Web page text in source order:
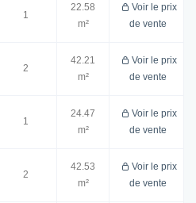
1
22.58
m²
Voir le prix
de vente
2
42.21
m²
Voir le prix
de vente
1
24.47
m²
Voir le prix
de vente
2
42.53
m²
Voir le prix
de vente